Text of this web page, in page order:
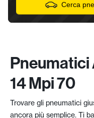
Cerca
Pneumatici
14 Mpi 70
Trovare gli pneumatici
ancora più semplice. Ti